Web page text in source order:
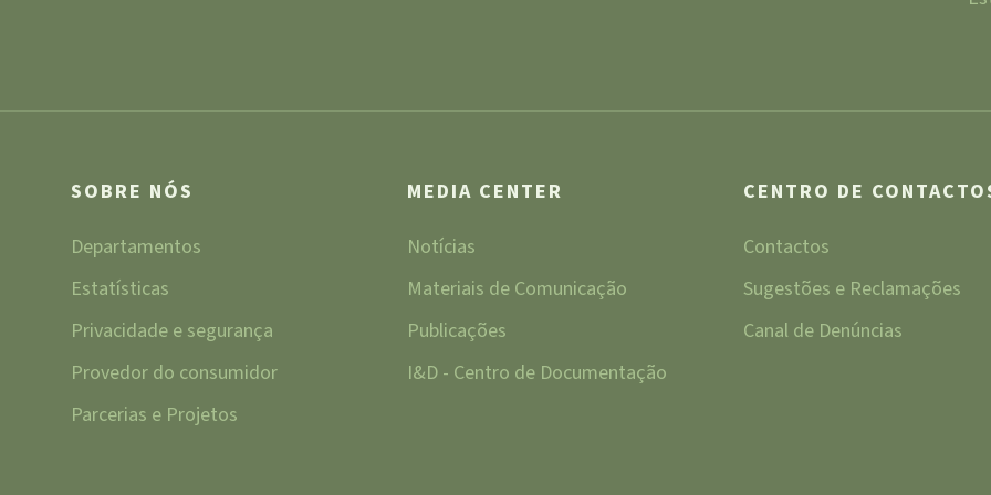
SOBRE NÓS
Departamentos
Estatísticas
Privacidade e segurança
Provedor do consumidor
Parcerias e Projetos
MEDIA CENTER
Notícias
Materiais de Comunicação
Publicações
I&D - Centro de Documentação
CENTRO DE
Contactos
Sugestões e Reclamações
Canal de Denúncias